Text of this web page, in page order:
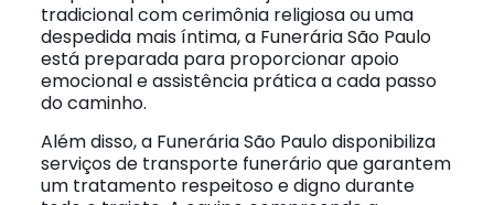
tradicional com cerimônia religiosa ou uma
despedida mais íntima, a Funerária São Paulo
está preparada para proporcionar apoio
emocional e assistência prática a cada passo
do caminho.
Além disso, a Funerária São Paulo disponibiliza
serviços de transporte funerário que garantem
um tratamento respeitoso e digno durante